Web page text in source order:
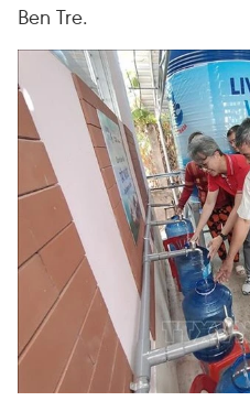
Ben Tre.